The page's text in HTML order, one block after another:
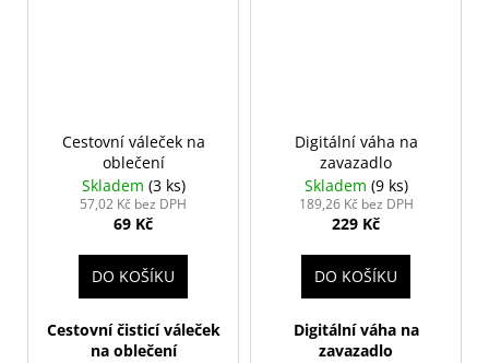
Cestovní váleček na
oblečení
Skladem (3 ks)
57,02 Kč bez DPH
69 Kč
DO KOŠÍKU
Cestovní čisticí váleček
na oblečení
Digitální váha na
zavazadlo
Skladem (9 ks)
189,26 Kč bez DPH
229 Kč
DO KOŠÍKU
Digitální váha na
zavazadlo